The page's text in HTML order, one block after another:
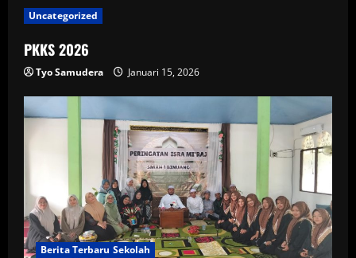
Uncategorized
PKKS 2026
Tyo Samudera Januari 15, 2026
Berita Terbaru Sekolah